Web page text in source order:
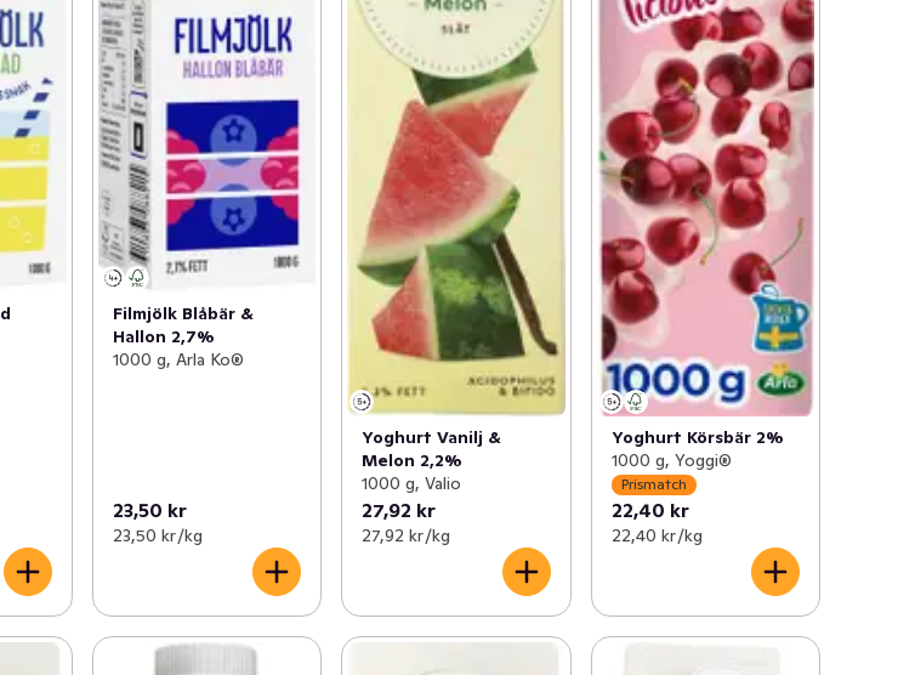
Filmjölk Blåbär &
Hallon 2,7%
1000 g, Arla Ko®
23,50 kr
23,50 kr /kg
Yoghurt Vanilj &
Melon 2,2%
1000 g, Valio
27,92 kr
27,92 kr /kg
Yoghurt Körsbär 2%
1000 g, Yoggi®
Prismatch
22,40 kr
22,40 kr /kg